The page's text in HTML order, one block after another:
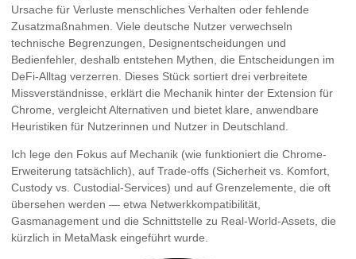
Ursache für Verluste menschliches Verhalten oder fehlende
Zusatzmaßnahmen. Viele deutsche Nutzer verwechseln
technische Begrenzungen, Designentscheidungen und
Bedienfehler, deshalb entstehen Mythen, die Entscheidungen im
DeFi-Alltag verzerren. Dieses Stück sortiert drei verbreitete
Missverständnisse, erklärt die Mechanik hinter der Extension für
Chrome, vergleicht Alternativen und bietet klare, anwendbare
Heuristiken für Nutzerinnen und Nutzer in Deutschland.
Ich lege den Fokus auf Mechanik (wie funktioniert die Chrome-
Erweiterung tatsächlich), auf Trade-offs (Sicherheit vs. Komfort,
Custody vs. Custodial-Services) und auf Grenzelemente, die oft
übersehen werden — etwa Netwerkkompatibilität,
Gasmanagement und die Schnittstelle zu Real-World-Assets, die
kürzlich in MetaMask eingeführt wurde.